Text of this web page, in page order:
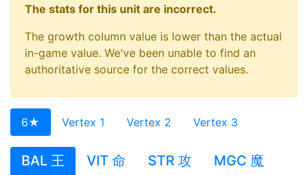
The stats for this unit are incorrect.
The growth column value is lower than the actual
in-game value. We've been unable to find an
authoritative source for the correct values.
6★ Vertex 1 Vertex 2 Vertex 3
BAL 王 VIT 命 STR 攻
MGC 魔